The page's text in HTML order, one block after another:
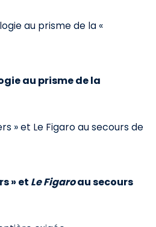
au prisme de la
» et Le Figaroau secours